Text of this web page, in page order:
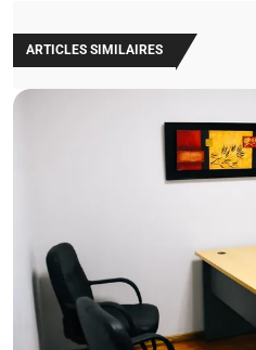
ARTICLES SIMILAIRES